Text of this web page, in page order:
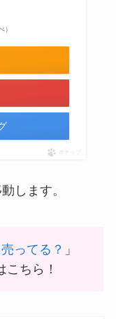
ポチップ
します。
ってる？ 」
ちら！